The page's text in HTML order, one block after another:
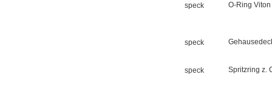
speck O-Ring
speck
speck Spritzring z.